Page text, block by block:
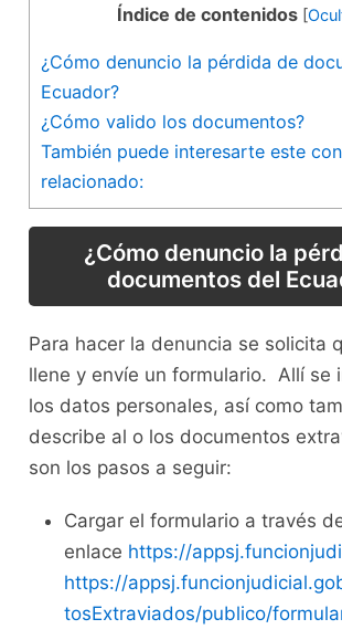
Índice de contenidos [
¿Cómo denuncio la pérdida de
Ecuador?
¿Cómo valido los documentos?
También puede interesarte este
relacionado:
¿Cómo denuncio la
documentos del
Para hacer la denuncia se solicita
llene y envíe un formulario. Allí se
los datos personales, así como
describe al o los documentos
son los pasos a seguir:
Cargar el formulario a través
enlace https://
https://
tosExtraviados/publico/